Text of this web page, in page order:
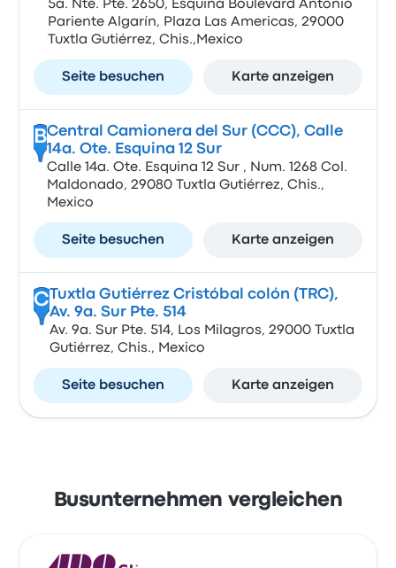
5a. Nte. Pte. 2650, Esquina Boulevard Antonio
Pariente Algarín, Plaza Las Americas, 29000
Tuxtla Gutiérrez, Chis.,Mexico
Seite besuchen Karte anzeigen
BCentral Camionera del Sur (CCC), Calle
14a. Ote. Esquina 12 Sur
Calle 14a. Ote. Esquina 12 Sur , Num. 1268 Col.
Maldonado, 29080 Tuxtla Gutiérrez, Chis.,
Mexico
Seite besuchen Karte anzeigen
CTuxtla Gutiérrez Cristóbal colón (TRC),
Av. 9a. Sur Pte. 514
Av. 9a. Sur Pte. 514, Los Milagros, 29000 Tuxtla
Gutiérrez, Chis., Mexico
Seite besuchen Karte anzeigen
Busunternehmen vergleichen